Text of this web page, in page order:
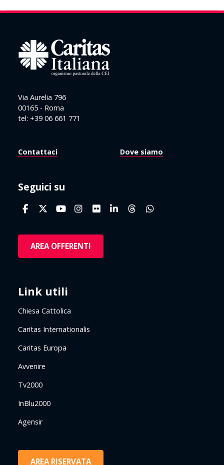
Via Aurelia 796
00165 - Roma
tel: +39 06 661 771
Contattaci Dove siamo
Seguici su
AREA OFFERENTI
Link utili
Chiesa Cattolica
Caritas Internationalis
Caritas Europa
Avvenire
Tv2000
InBlu2000
Agensir
AREA RISERVATA